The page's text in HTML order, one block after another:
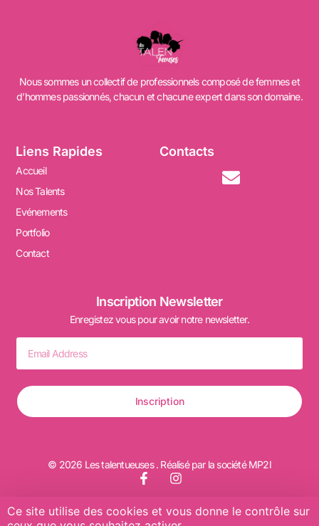
Ce site utilise des cookies et vous donne le contrôle sur
Nous sommes un collectif de professionnels composé de femmes et
d’hommes passionnés, chacun et chacune expert dans son domaine.
Liens Rapides
Accueil
Nos Talents
Evénements
Portfolio
Contact
Contacts
Inscription Newsletter
Enregistez vous pour avoir notre newsletter.
Inscription
© 2026 Les talentueuses . Réalisé par la société MP2I